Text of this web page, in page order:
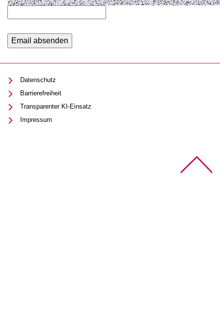
Datenschutz
Barrierefreiheit
Transparenter KI-Einsatz
Impressum